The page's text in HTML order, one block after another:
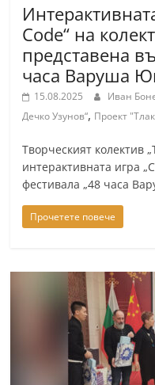
Code“ на
представена
часа Варуша
15.08.2025 Иван
Дечко Узунов“, Проект
Творческият колектив
интерактивната игра
фестивала „48 часа
Прочетете повече